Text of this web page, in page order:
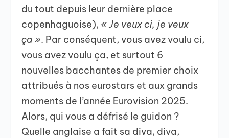
du tout depuis leur dernière place
copenhaguoise), « Je veux ci, je veux
ça ». Par conséquent, vous avez voulu ci,
vous avez voulu ça, et surtout 6
nouvelles bacchantes de premier choix
attribués à nos eurostars et aux grands
moments de l’année Eurovision 2025.
Alors, qui vous a défrisé le guidon ?
Quelle anglaise a fait sa diva, diva,